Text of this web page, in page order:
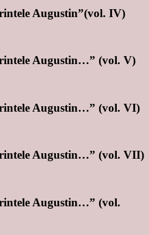
Augustin”(vol. IV)
Augustin…” (vol. V)
Augustin…” (vol. VI)
Augustin…” (vol. VII)
Augustin…” (vol.